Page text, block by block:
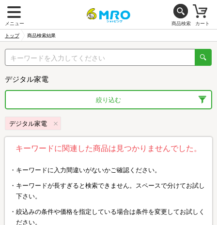
メニュー 商品検索 カート
トップ 商品検索結果
デジタル家電
絞り込む
デジタル家電
キーワードに関連した商品は見つかりませんでした。
キーワードに入力間違いがないかご確認ください。
キーワードが長すぎると検索できません。スペースで分けてお試し
下さい。
絞込みの条件や価格を指定している場合は条件を変更してお試しく
ださい。